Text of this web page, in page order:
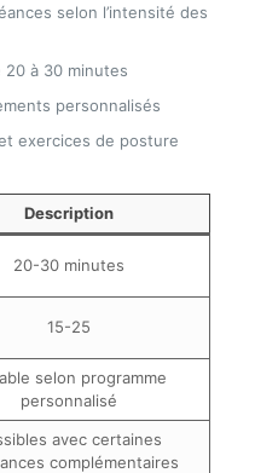
selon l’intensité des
20 à 30 minutes
personnalisés
exercices de posture
Description
20-30 minutes
15-25
selon programme
personnalisé
avec certaines
complémentaires